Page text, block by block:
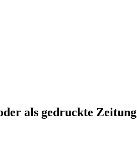
als gedruckte Zeitung